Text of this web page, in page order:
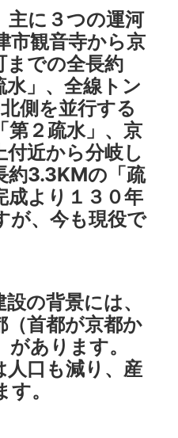
主に３つの運河
市観音寺から京
までの全長約
」、全線トン
側を並行する
第２疏水」、京
付近から分岐し
約3.3KMの「疏
成より１３０年
が、今も現役で
設の背景には、
（首都が京都か
あります。
人口も減り、産
。